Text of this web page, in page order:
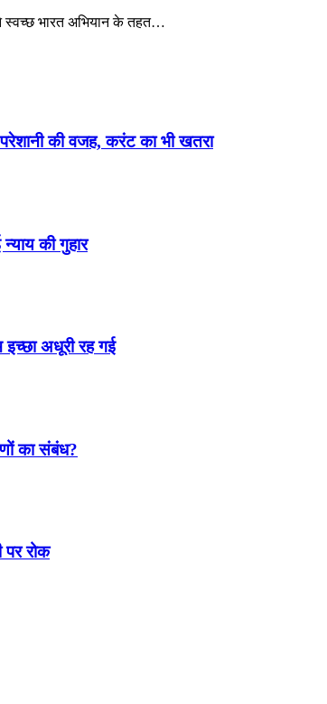
स्वच्छ भारत अभियान के तहत…
की वजह, करंट का भी खतरा
की गुहार
अधूरी रह गई
का संबंध?
पर रोक